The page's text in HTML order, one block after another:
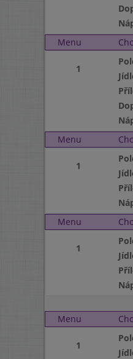
Menu
1
Menu
1
Menu
1
Menu
1